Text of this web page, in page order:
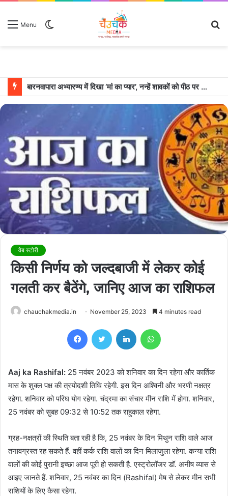
Menu
बारनवापारा अभ्यारण्य में दिखा ‘मां का प्यार’, नन्हें शावकों को पीठ पर बैठाकर घूमती दिखी मादा भालू
वेब स्टोरी
किसी निर्णय को जल्दबाजी में लेकर कोई
गलती कर बैठेंगे, जानिए आज का राशिफल
chauchakmedia.in November 25, 2023 4 minutes read
FacebookTwitter LinkedIn
Aaj ka Rashifal: 25 नवंबर 2023 को शनिवार का दिन रहेगा और कार्तिक
मास के शुक्ल पक्ष की त्रयोदशी तिथि रहेगी. इस दिन अश्विनी और भरणी नक्षत्र
रहेगा. शनिवार को परिघ योग रहेगा. चंद्रमा का संचार मीन राशि में होगा. शनिवार,
25 नवंबर को सुबह 09:32 से 10:52 तक राहुकाल रहेगा.
ग्रह-नक्षत्रों की स्थिति बता रही है कि, 25 नवंबर के दिन मिथुन राशि वाले आज
तनावग्रस्त रह सकते हैं. वहीं कर्क राशि वालों का दिन मिलाजुला रहेगा. कन्या राशि
वालों की कोई पुरानी इच्छा आज पूरी हो सकती है. एस्ट्रोलॉजर डॉ. अनीष व्यास से
आइए जानते हैं. शनिवार, 25 नवंबर का दिन (Rashifal) मेष से लेकर मीन सभी
राशियों के लिए कैसा रहेगा.